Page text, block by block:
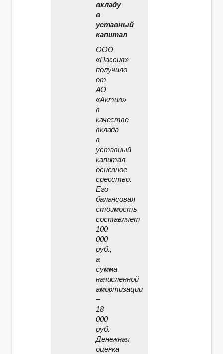
вкладу
в
уставный
капитал
ООО
«Пассив»
получило
от
АО
«Актив»
в
качестве
вклада
в
уставный
капитал
основное
средство.
Его
балансовая
стоимость
составляет
100
000
руб.,
а
сумма
начисленной
амортизации
–
18
000
руб.
Денежная
оценка